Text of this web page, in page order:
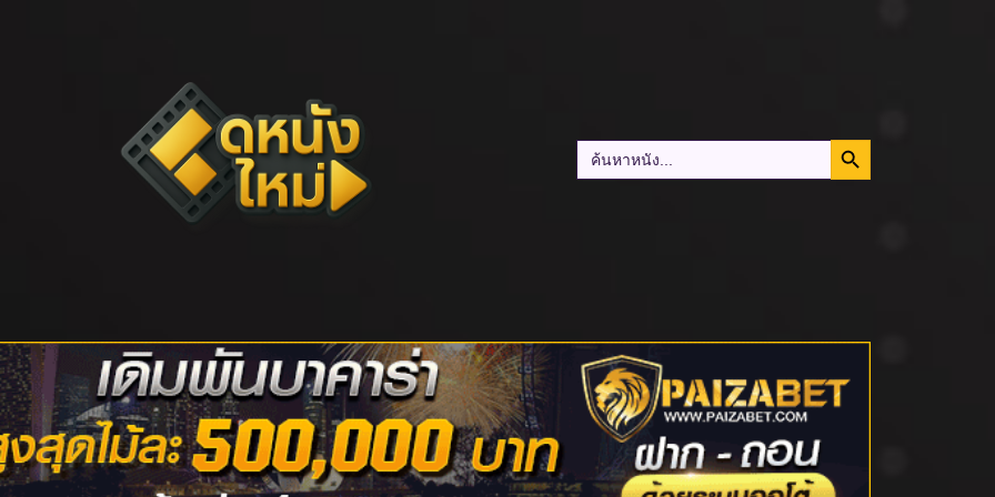
Search
for:
Search Button